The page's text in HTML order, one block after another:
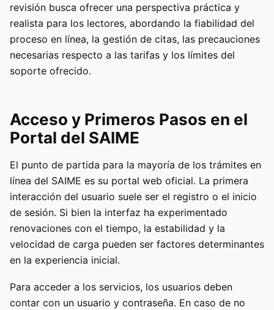
revisión busca ofrecer una perspectiva práctica y
realista para los lectores, abordando la fiabilidad del
proceso en línea, la gestión de citas, las precauciones
necesarias respecto a las tarifas y los límites del
soporte ofrecido.
Acceso y Primeros Pasos en el
Portal del SAIME
El punto de partida para la mayoría de los trámites en
línea del SAIME es su portal web oficial. La primera
interacción del usuario suele ser el registro o el inicio
de sesión. Si bien la interfaz ha experimentado
renovaciones con el tiempo, la estabilidad y la
velocidad de carga pueden ser factores determinantes
en la experiencia inicial.
Para acceder a los servicios, los usuarios deben
contar con un usuario y contraseña. En caso de no